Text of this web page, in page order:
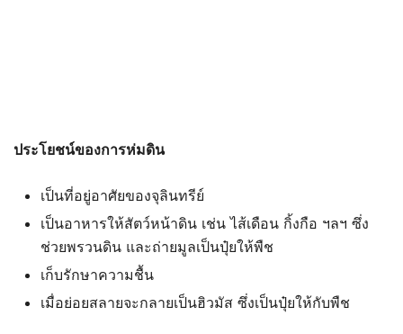
ประโยชน์ของการห่มดิน
เป็นที่อยู่อาศัยของจุลินทรีย์
เป็นอาหารให้สัตว์หน้าดิน เช่น ไส้เดือน กิ้งกือ ฯลฯ ซึ่ง
ช่วยพรวนดิน และถ่ายมูลเป็นปุ๋ยให้พืช
เก็บรักษาความชื้น
เมื่อย่อยสลายจะกลายเป็นฮิวมัส ซึ่งเป็นปุ๋ยให้กับพืช